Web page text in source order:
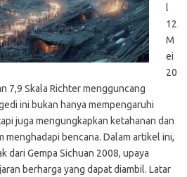
l
12
M
ei
20
7,9 Skala Richter mengguncang
ini bukan hanya mempengaruhi
juga mengungkapkan ketahanan dan
menghadapi bencana. Dalam artikel ini,
dari Gempa Sichuan 2008, upaya
berharga yang dapat diambil. Latar